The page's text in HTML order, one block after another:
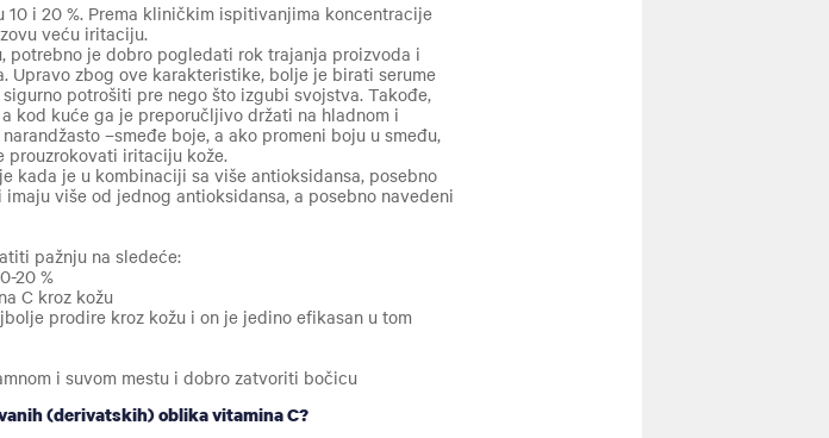
i 20 %. Prema kliničkim ispitivanjima koncentracije
veću iritaciju.
potrebno je dobro pogledati rok trajanja proizvoda i
Upravo zbog ove karakteristike, bolje je birati serume
potrošiti pre nego što izgubi svojstva. Takođe,
kod kuće ga je preporučljivo držati na hladnom i
–smeđe boje, a ako promeni boju u smeđu,
prouzrokovati iritaciju kože.
kada je u kombinaciji sa više antioksidansa, posebno
više od jednog antioksidansa, a posebno navedeni
pažnju na sledeće:
20 %
C kroz kožu
prodire kroz kožu i on je jedino efikasan u tom
i suvom mestu i dobro zatvoriti bočicu
(derivatskih) oblika vitamina C?